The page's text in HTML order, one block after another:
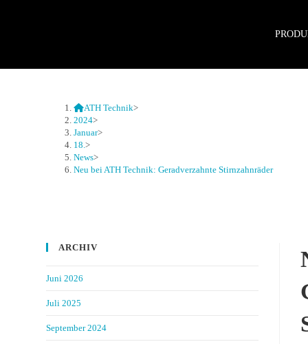
ATH Technik>
2024>
Januar>
18.>
News>
Neu bei ATH Technik: Geradverzahnte Stirnzahnräder
ARCHIV
Juni 2026
Juli 2025
September 2024